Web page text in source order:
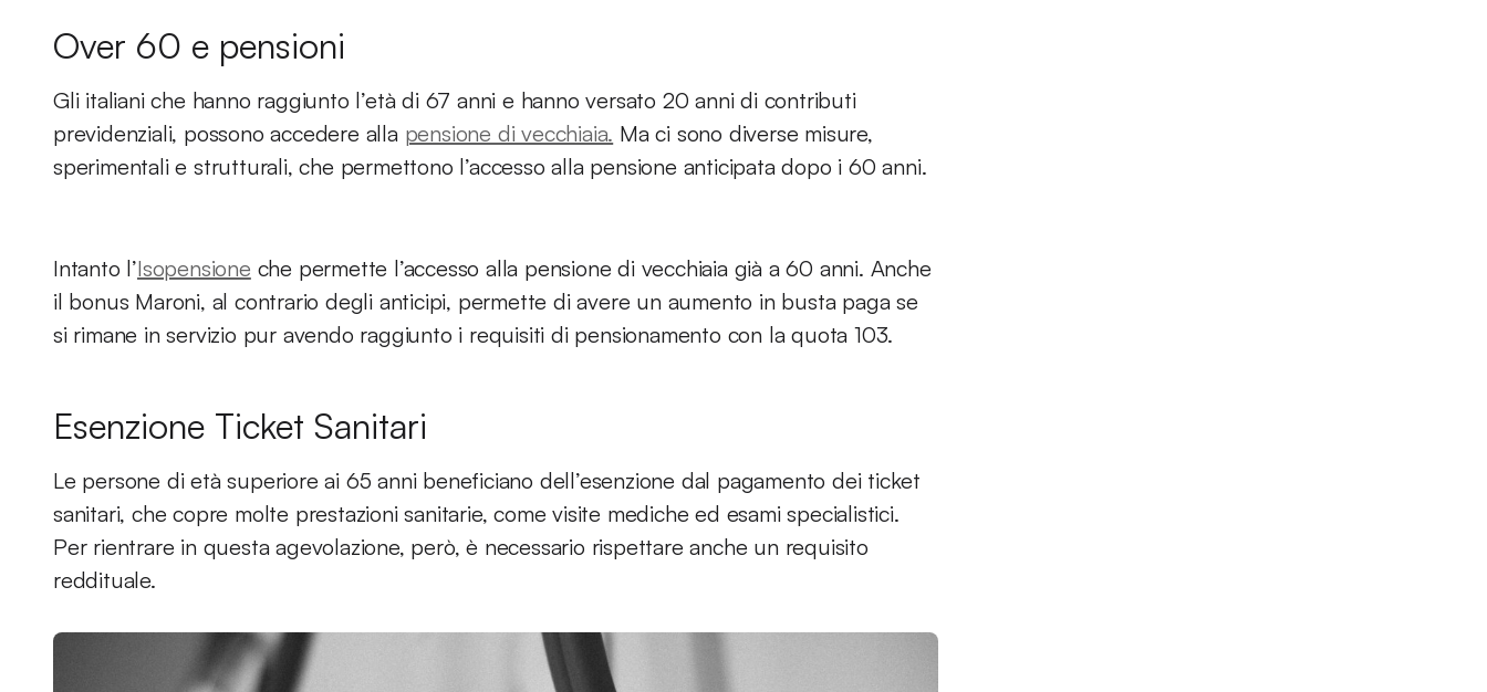
Over 60 e pensioni
Gli italiani che hanno raggiunto l’età di 67 anni e hanno versato 20 anni di contributi
previdenziali, possono accedere alla pensione di vecchiaia. Ma ci sono diverse misure,
sperimentali e strutturali, che permettono l’accesso alla pensione anticipata dopo i 60 anni.
Intanto l’Isopensione che permette l’accesso alla pensione di vecchiaia già a 60 anni. Anche
il bonus Maroni, al contrario degli anticipi, permette di avere un aumento in busta paga se
si rimane in servizio pur avendo raggiunto i requisiti di pensionamento con la quota 103.
Esenzione Ticket Sanitari
Le persone di età superiore ai 65 anni beneficiano dell’esenzione dal pagamento dei ticket
sanitari, che copre molte prestazioni sanitarie, come visite mediche ed esami specialistici.
Per rientrare in questa agevolazione, però, è necessario rispettare anche un requisito
reddituale.